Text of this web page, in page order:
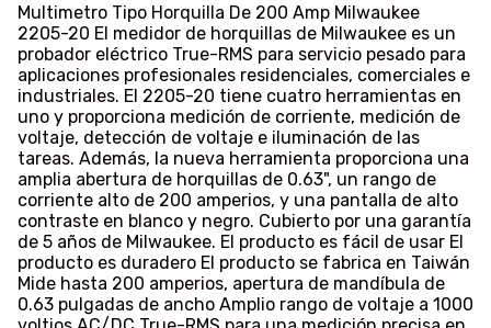
Multimetro Tipo Horquilla De 200 Amp Milwaukee
2205-20 El medidor de horquillas de Milwaukee es un
probador eléctrico True-RMS para servicio pesado para
aplicaciones profesionales residenciales, comerciales e
industriales. El 2205-20 tiene cuatro herramientas en
uno y proporciona medición de corriente, medición de
voltaje, detección de voltaje e iluminación de las
tareas. Además, la nueva herramienta proporciona una
amplia abertura de horquillas de 0.63", un rango de
corriente alto de 200 amperios, y una pantalla de alto
contraste en blanco y negro. Cubierto por una garantía
de 5 años de Milwaukee. El producto es fácil de usar El
producto es duradero El producto se fabrica en Taiwán
Mide hasta 200 amperios, apertura de mandíbula de
0.63 pulgadas de ancho Amplio rango de voltaje a 1000